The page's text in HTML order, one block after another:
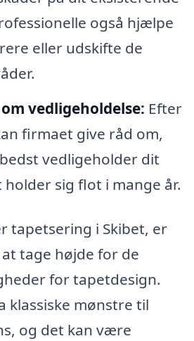
også hjælpe
eller udskifte de
vedligeholdelse: Efter
firmaet give råd om,
vedligeholder dit
sig flot i mange år.
tapetsering i Skibet, er
tage højde for de
for tapetdesign.
klassiske mønstre til
og det kan være